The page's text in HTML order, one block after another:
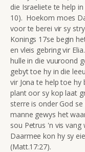
die Israeliete te help
10). Hoekom moes
voor te berei vir sy
Konings 17se begin
en vleis gebring vir
hulle in die vuuroond
gebyt toe hy in die
vir Jona te help toe
plant oor sy kop laat
sterre is onder God
manne gewys het
sou Petrus 'n vis
Daarmee kon hy sy
(Matt.17:27).